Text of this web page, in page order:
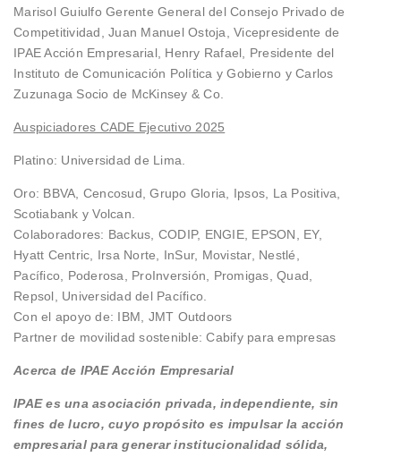
Marisol Guiulfo Gerente General del Consejo Privado de
Competitividad, Juan Manuel Ostoja, Vicepresidente de
IPAE Acción Empresarial, Henry Rafael, Presidente del
Instituto de Comunicación Política y Gobierno y Carlos
Zuzunaga Socio de McKinsey & Co.
Auspiciadores CADE Ejecutivo 2025
Platino: Universidad de Lima.
Oro: BBVA, Cencosud, Grupo Gloria, Ipsos, La Positiva,
Scotiabank y Volcan.
Colaboradores: Backus, CODIP, ENGIE, EPSON, EY,
Hyatt Centric, Irsa Norte, InSur, Movistar, Nestlé,
Pacífico, Poderosa, ProInversión, Promigas, Quad,
Repsol, Universidad del Pacífico.
Con el apoyo de: IBM, JMT Outdoors
Partner de movilidad sostenible: Cabify para empresas
Acerca de IPAE Acción Empresarial
IPAE es una asociación privada, independiente, sin
fines de lucro, cuyo propósito es impulsar la acción
empresarial para generar institucionalidad sólida,